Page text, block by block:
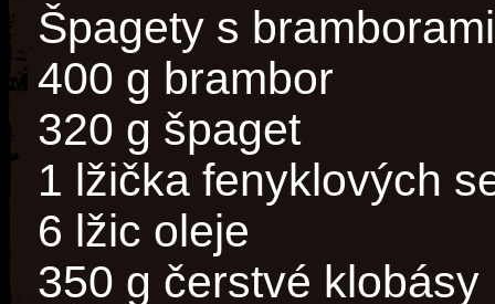
Špagety s bramborami
400 g brambor
320 g špaget
1 lžička fenyklových
6 lžic oleje
350 g čerstvé klobásy